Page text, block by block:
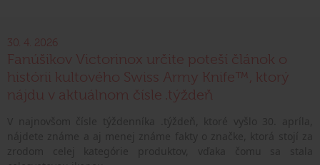
30. 4. 2026
Fanúšikov Victorinox určite poteší článok o
histórii kultového Swiss Army Knife™, ktorý
nájdu v aktuálnom čísle .týždeň